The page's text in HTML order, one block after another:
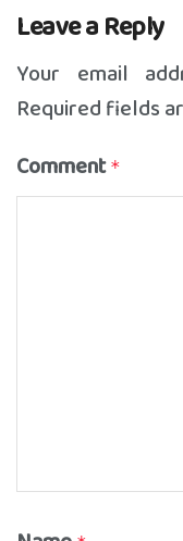
Leave a Reply
Your email
Required fields
Comment *